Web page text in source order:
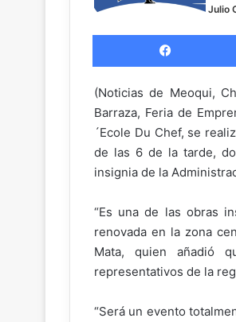
Julio
(Noticias de Meoqui,
Barraza, Feria de
´Ecole Du Chef, se
de las 6 de la tarde,
insignia de la
“Es una de las obras
renovada en la zona
Mata, quien añadió
representativos de la
“Será un evento